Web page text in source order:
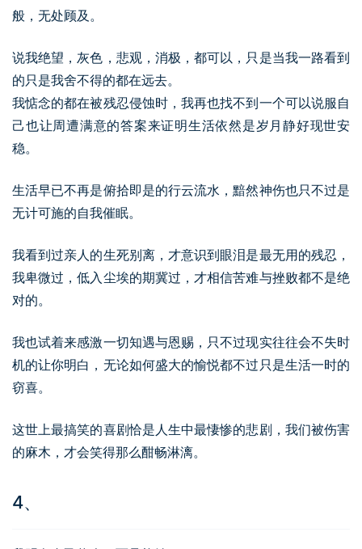
般，无处顾及。
说我绝望，灰色，悲观，消极，都可以，只是当我一路看到
的只是我舍不得的都在远去。
我惦念的都在被残忍侵蚀时，我再也找不到一个可以说服自
己也让周遭满意的答案来证明生活依然是岁月静好现世安
稳。
生活早已不再是俯拾即是的行云流水，黯然神伤也只不过是
无计可施的自我催眠。
我看到过亲人的生死别离，才意识到眼泪是最无用的残忍，
我卑微过，低入尘埃的期冀过，才相信苦难与挫败都不是绝
对的。
我也试着来感激一切知遇与恩赐，只不过现实往往会不失时
机的让你明白，无论如何盛大的愉悦都不过只是生活一时的
窃喜。
这世上最搞笑的喜剧恰是人生中最悽惨的悲剧，我们被伤害
的麻木，才会笑得那么酣畅淋漓。
4、